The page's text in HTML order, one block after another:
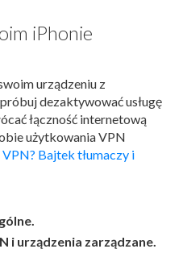
iPhonie
urządzeniu z
dezaktywować usługę
łączność internetową
użytkowania VPN
VPN? Bajtek tłumaczy i
i urządzenia zarządzane.